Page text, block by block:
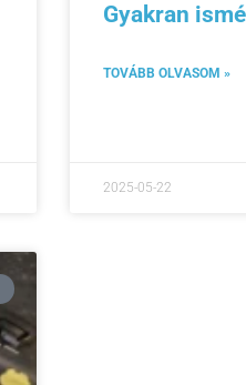
Gyakran
TOVÁBB OLVASOM »
2025-05-22